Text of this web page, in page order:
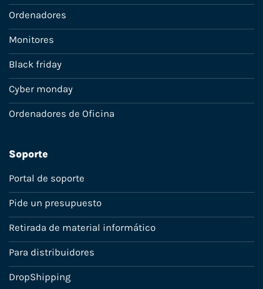
Ordenadores
Monitores
Black friday
Cyber monday
Ordenadores de Oficina
Soporte
Portal de soporte
Pide un presupuesto
Retirada de material informático
Para distribuidores
DropShipping